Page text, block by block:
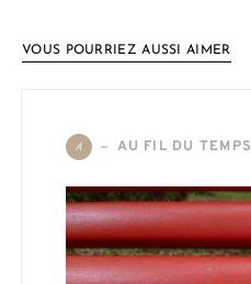
VOUS POURRIEZ AUSSI AIMER
A AU FIL DU TEMPS